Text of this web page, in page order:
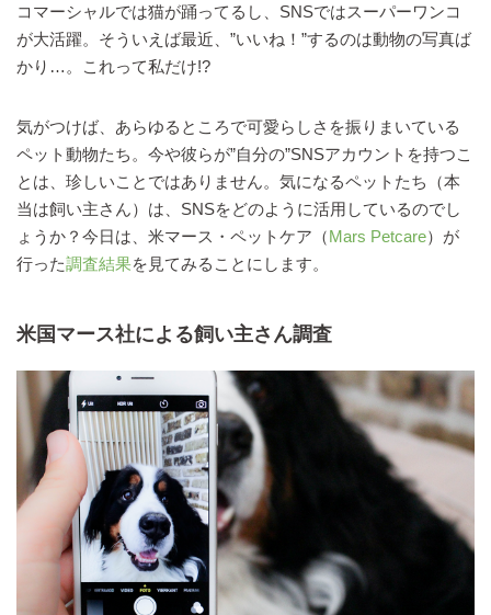
コマーシャルでは猫が踊ってるし、SNSではスーパーワンコ
が大活躍。そういえば最近、”いいね！”するのは動物の写真ば
かり…。これって私だけ!?
気がつけば、あらゆるところで可愛らしさを振りまいている
ペット動物たち。今や彼らが”自分の”SNSアカウントを持つこ
とは、珍しいことではありません。気になるペットたち（本
当は飼い主さん）は、SNSをどのように活用しているのでし
ょうか？今日は、米マース・ペットケア（Mars Petcare）が
行った調査結果を見てみることにします。
米国マース社による飼い主さん調査